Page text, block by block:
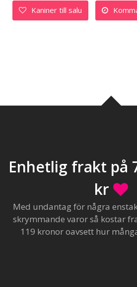
Kaniner till salu
Enhetlig frakt på
kr
Med undantag för några
skrymmande varor så kostar
119 kronor oavsett hur